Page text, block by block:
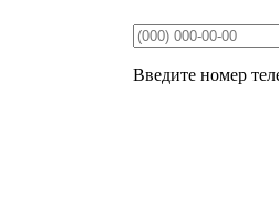
Введите номер